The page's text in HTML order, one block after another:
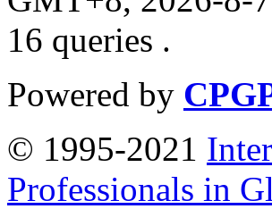
16 queries .
Powered by
© 1995-2021
Professionals in